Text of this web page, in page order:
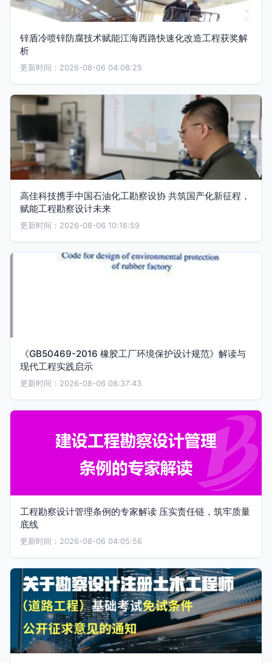
锌盾冷喷锌防腐技术赋能江海西路快速化改造工程获奖解
析
更新时间：2026-08-06 04:08:25
高佳科技携手中国石油化工勘察设协 共筑国产化新征程，
赋能工程勘察设计未来
更新时间：2026-08-06 10:16:59
《GB50469-2016 橡胶工厂环境保护设计规范》解读与
现代工程实践启示
更新时间：2026-08-06 08:37:43
工程勘察设计管理条例的专家解读 压实责任链，筑牢质量
底线
更新时间：2026-08-06 04:05:56